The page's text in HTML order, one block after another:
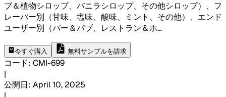
ブ＆植物シロップ、バニラシロップ、その他シロップ）、フ
レーバー別（甘味、塩味、酸味、ミント、その他）、エンド
ユーザー別（バー＆パブ、レストラン＆ホ...
今すぐ購入 無料サンプルを請求
コード: CMI-699
|
公開日: April 10, 2025